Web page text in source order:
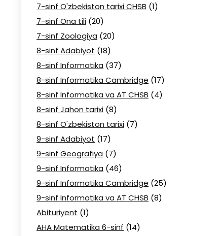
7-sinf O'zbekiston tarixi CHSB (1)
7-sinf Ona tili (20)
7-sinf Zoologiya (20)
8-sinf Adabiyot (18)
8-sinf Informatika (37)
8-sinf Informatika Cambridge (17)
8-sinf Informatika va AT CHSB (4)
8-sinf Jahon tarixi (8)
8-sinf O'zbekiston tarixi (7)
9-sinf Adabiyot (17)
9-sinf Geografiya (7)
9-sinf Informatika (46)
9-sinf Informatika Cambridge (25)
9-sinf Informatika va AT CHSB (8)
Abituriyent (1)
AHA Matematika 6-sinf (14)